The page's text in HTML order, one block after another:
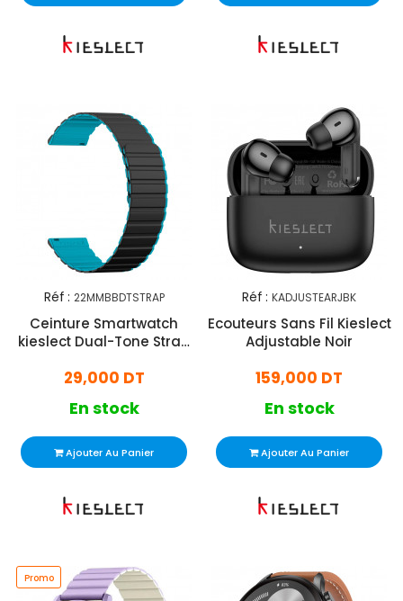
Réf : 22MMBBDTSTRAP
Ceinture Smartwatch
kieslect Dual-Tone Strap
29,000 DT
En stock
Ajouter Au Panier
Réf : KADJUSTEARJBK
Ecouteurs Sans Fil Kieslect
Adjustable Noir
159,000 DT
En stock
Ajouter Au Panier
Promo